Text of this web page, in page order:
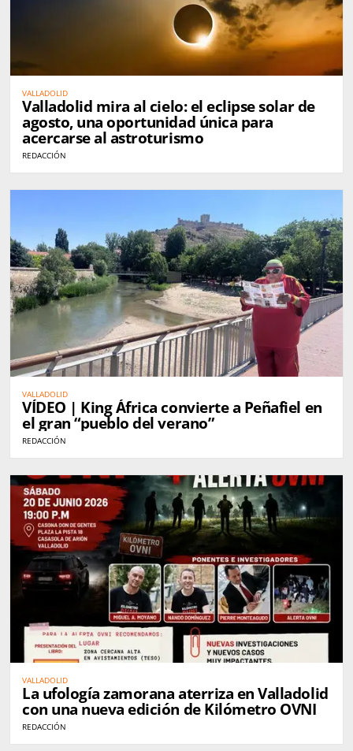
VALLADOLID
Valladolid mira al cielo: el eclipse solar de
agosto, una oportunidad única para
acercarse al astroturismo
REDACCIÓN
VALLADOLID
VÍDEO | King África convierte a Peñafiel en
el gran “pueblo del verano”
REDACCIÓN
VALLADOLID
La ufología zamorana aterriza en Valladolid
con una nueva edición de Kilómetro OVNI
REDACCIÓN